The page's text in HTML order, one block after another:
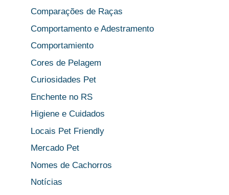
Comparações de Raças
Comportamento e Adestramento
Comportamiento
Cores de Pelagem
Curiosidades Pet
Enchente no RS
Higiene e Cuidados
Locais Pet Friendly
Mercado Pet
Nomes de Cachorros
Notícias